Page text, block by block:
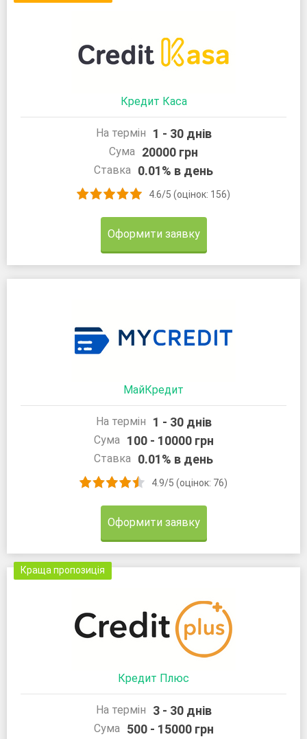
Кредит Каса
На термін 1 - 30 днів
Сума 20000 грн
Ставка 0.01% в день
4.6/5 (оцінок: 156)
Оформити заявку
МайКредит
На термін 1 - 30 днів
Сума 100 - 10000 грн
Ставка 0.01% в день
4.9/5 (оцінок: 76)
Оформити заявку
Краща пропозиція
Кредит Плюс
На термін 3 - 30 днів
Сума 500 - 15000 грн